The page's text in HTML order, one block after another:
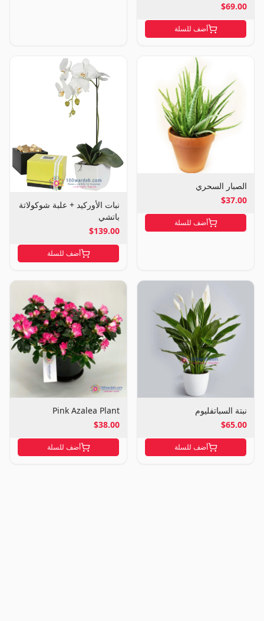
$69.00
أضف للسلة
الصبار السحري
$37.00
أضف للسلة
نبات الأوركيد + علبة شوكولاتة
باتشي
$139.00
أضف للسلة
نبتة السباتفليوم
$65.00
أضف للسلة
Pink Azalea Plant
$38.00
أضف للسلة